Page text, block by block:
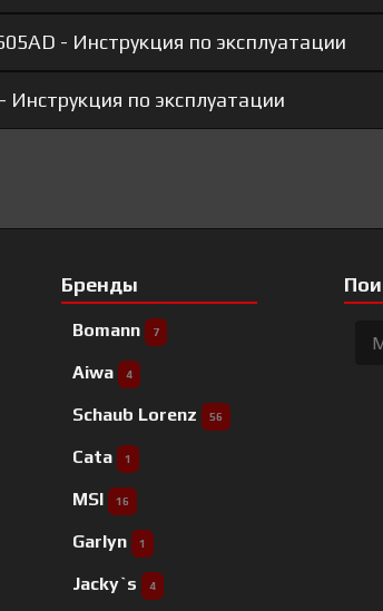
- Инструкция по эксплуатации
Инструкция по эксплуатации
Бренды
Bomann 7
Aiwa 4
Schaub Lorenz 56
Cata 1
MSI 16
Garlyn 1
Jacky`s 4